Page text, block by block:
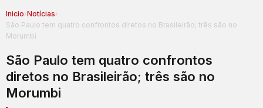
Inicio›Notícias›
São Paulo tem quatro confrontos diretos no Brasileirão; três são no
Morumbi
São Paulo tem quatro confrontos
diretos no Brasileirão; três são no
Morumbi